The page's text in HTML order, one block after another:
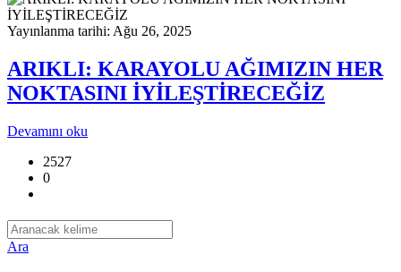
Yayınlanma tarihi: Ağu 26, 2025
ARIKLI: KARAYOLU AĞIMIZIN HER
NOKTASINI İYİLEŞTİRECEĞİZ
Devamını oku
2527
0
Ara